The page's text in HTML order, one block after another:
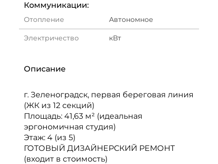
Коммуникации:
Отопление Автономное
Электричество кВт
Описание
г. Зеленоградск, первая береговая линия
(ЖК из 12 секций)
Площадь: 41,63 м² (идеальная
эргономичная студия)
Этаж: 4 (из 5)
ГОТОВЫЙ ДИЗАЙНЕРСКИЙ РЕМОНТ
(входит в стоимость)